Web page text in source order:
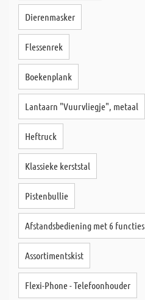
Dierenmasker
Flessenrek
Boekenplank
Lantaarn "Vuurvliegje", metaal
Heftruck
Klassieke kerststal
Pistenbullie
Afstandsbediening met 6 functies
Assortimentskist
Flexi-Phone - Telefoonhouder